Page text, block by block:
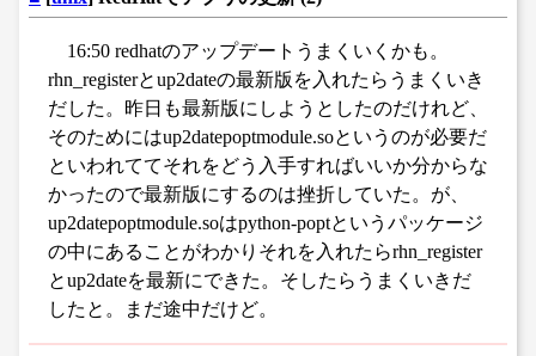
16:50 redhatのアップデートうまくいくかも。
rhn_registerとup2dateの最新版を入れたらうまくいき
だした。昨日も最新版にしようとしたのだけれど、
そのためにはup2datepoptmodule.soというのが必要だ
といわれててそれをどう入手すればいいか分からな
かったので最新版にするのは挫折していた。が、
up2datepoptmodule.soはpython-poptというパッケージ
の中にあることがわかりそれを入れたらrhn_register
とup2dateを最新にできた。そしたらうまくいきだ
したと。まだ途中だけど。